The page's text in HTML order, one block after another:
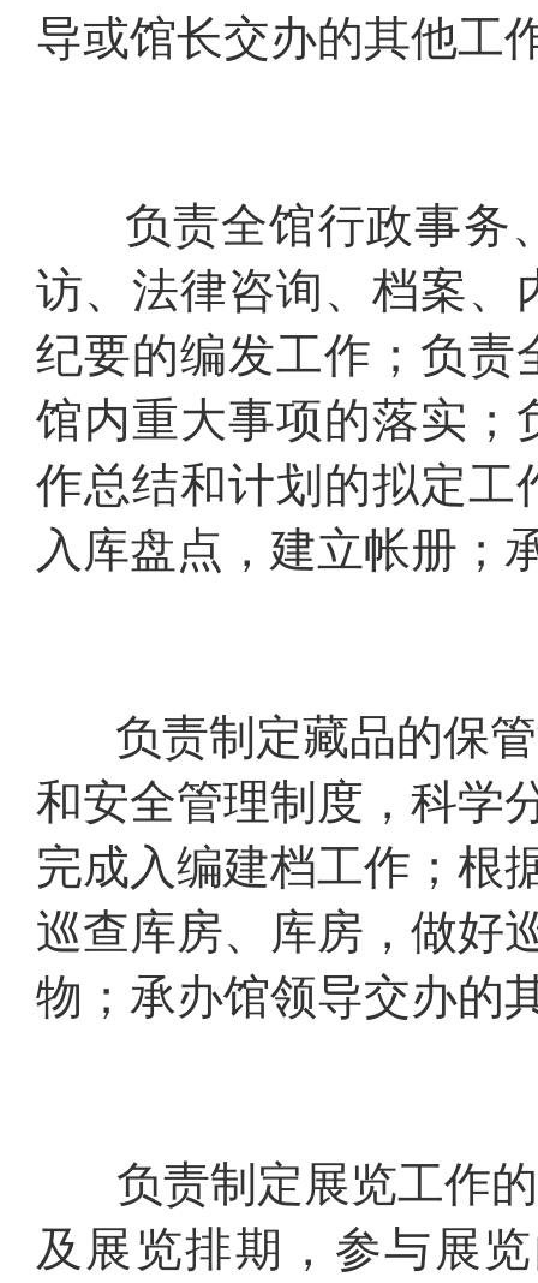
导或馆长交办的其他工
负责全馆行政事务
访、法律咨询、档案
纪要的编发工作；负
馆内重大事项的落实
作总结和计划的拟定
入库盘点，建立帐册；
负责制定藏品的保管
和安全管理制度，科学
完成入编建档工作；根
巡查库房、库房，做好
物；承办馆领导交办的
负责制定展览工作的
及展览排期，参与展